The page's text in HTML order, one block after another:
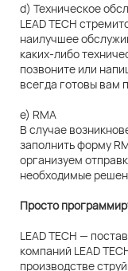
d) Техническое
LEAD TECH
наилучшее
каких-либо
позвоните или
всегда готовы вам
e) RMA
В случае
заполнить форму
организуем
необходимые
Просто
LEAD TECH —
компаний LEAD
производстве